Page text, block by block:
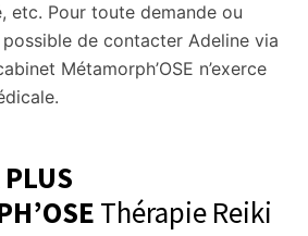
etc. Pour toute demande ou
de contacter Adeline via
Métamorph’OSE n’exerce
Thérapie Reiki